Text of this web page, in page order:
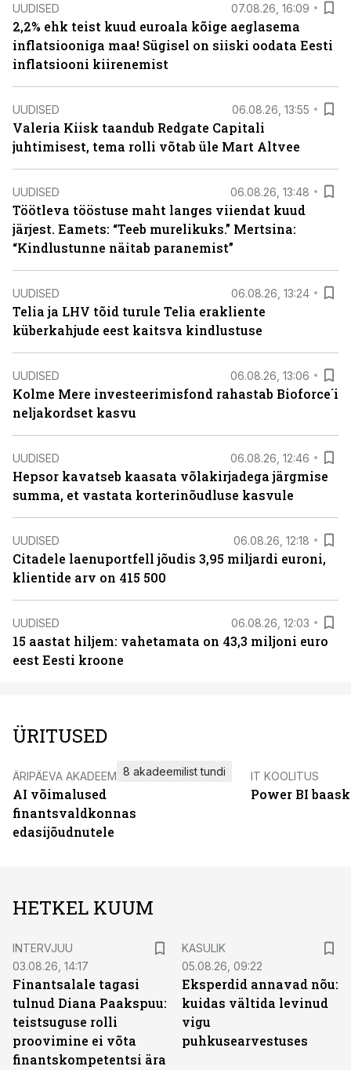
UUDISED 07.08.26, 16:09
2,2% ehk teist kuud euroala kõige aeglasema
inflatsiooniga maa! Sügisel on siiski oodata Eesti
inflatsiooni kiirenemist
UUDISED 06.08.26, 13:55
Valeria Kiisk taandub Redgate Capitali
juhtimisest, tema rolli võtab üle Mart Altvee
UUDISED 06.08.26, 13:48
Töötleva tööstuse maht langes viiendat kuud
järjest. Eamets: “Teeb murelikuks.” Mertsina:
“Kindlustunne näitab paranemist”
UUDISED 06.08.26, 13:24
Telia ja LHV tõid turule Telia erakliente
küberkahjude eest kaitsva kindlustuse
UUDISED 06.08.26, 13:06
Kolme Mere investeerimisfond rahastab Bioforce´i
neljakordset kasvu
UUDISED 06.08.26, 12:46
Hepsor kavatseb kaasata võlakirjadega järgmise
summa, et vastata korterinõudluse kasvule
UUDISED 06.08.26, 12:18
Citadele laenuportfell jõudis 3,95 miljardi euroni,
klientide arv on 415 500
UUDISED 06.08.26, 12:03
15 aastat hiljem: vahetamata on 43,3 miljoni euro
eest Eesti kroone
ÜRITUSED
ÄRIPÄEVA AKADEEMIA
AI võimalused
finantsvaldkonnas
edasijõudnutele
8 akadeemilist tundi IT KOOLITUS
Power BI
HETKEL KUUM
INTERVJUU
03.08.26, 14:17
Finantsalale tagasi
tulnud Diana Paakspuu:
teistsuguse rolli
proovimine ei võta
finantskompetentsi ära
KASULIK
05.08.26, 09:22
Eksperdid annavad nõu:
kuidas vältida levinud
vigu
puhkusearvestuses